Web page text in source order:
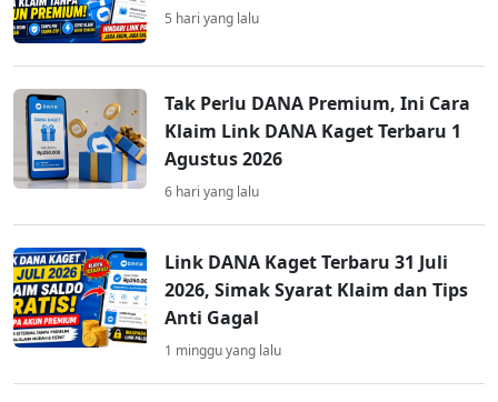
5 hari yang lalu
Tak Perlu DANA Premium, Ini Cara
Klaim Link DANA Kaget Terbaru 1
Agustus 2026
6 hari yang lalu
Link DANA Kaget Terbaru 31 Juli
2026, Simak Syarat Klaim dan Tips
Anti Gagal
1 minggu yang lalu